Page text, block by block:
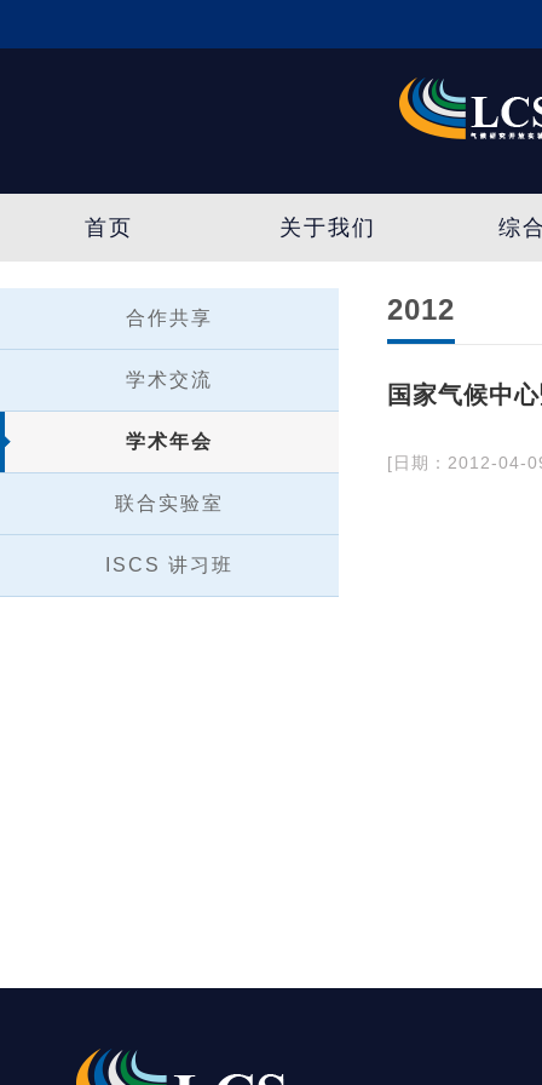
首页 关于我们 综
合作共享
学术交流
学术年会
联合实验室
ISCS 讲习班
2012
国家气候中
[日期：2012-04-